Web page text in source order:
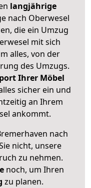
langjährige
nach Oberwesel
die ein Umzug
mit sich
alles, von der
des Umzugs.
Ihrer Möbel
sicher ein und
an Ihrem
ankommt.
nach
nicht, unsere
zu nehmen.
noch, um Ihren
zu planen.